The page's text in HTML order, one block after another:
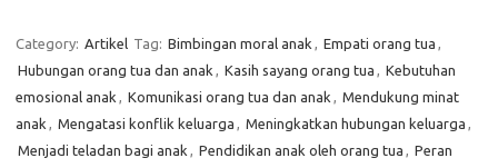
Category: Artikel Tag: Bimbingan moral anak , Empati orang tua ,
Hubungan orang tua dan anak , Kasih sayang orang tua , Kebutuhan
emosional anak , Komunikasi orang tua dan anak , Mendukung minat
anak , Mengatasi konflik keluarga , Meningkatkan hubungan keluarga ,
Menjadi teladan bagi anak , Pendidikan anak oleh orang tua , Peran